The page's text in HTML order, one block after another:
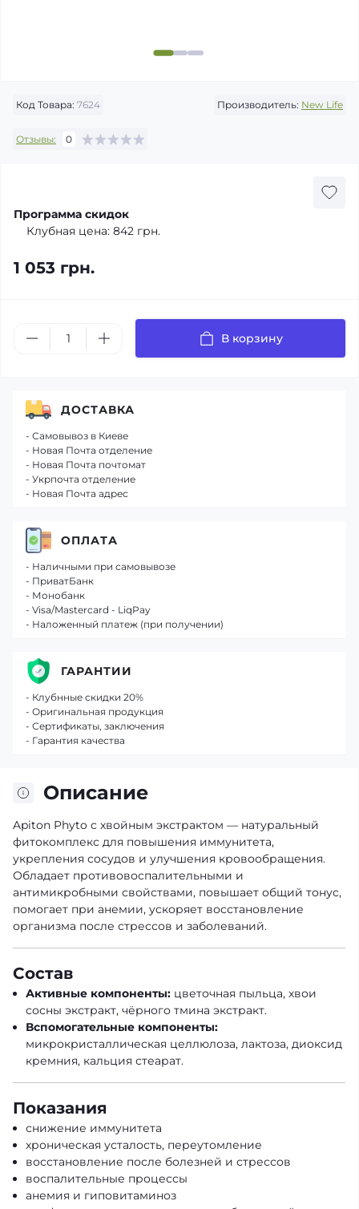
Код Товара: 7624 Производитель: New Life
Отзывы: 0
Программа скидок
Клубная цена: 842 грн.
1 053 грн.
В корзину
Описание
Apiton Phyto с хвойным экстрактом — натуральный
фитокомплекс для повышения иммунитета,
укрепления сосудов и улучшения кровообращения.
Обладает противовоспалительными и
антимикробными свойствами, повышает общий тонус,
помогает при анемии, ускоряет восстановление
организма после стрессов и заболеваний.
Состав
Активные компоненты: цветочная пыльца, хвои
сосны экстракт, чёрного тмина экстракт.
Вспомогательные компоненты:
микрокристаллическая целлюлоза, лактоза, диоксид
кремния, кальция стеарат.
Показания
снижение иммунитета
хроническая усталость, переутомление
восстановление после болезней и стрессов
воспалительные процессы
анемия и гиповитаминоз
ДОСТАВКА
- Самовывоз в Киеве
- Новая Почта отделение
- Новая Почта почтомат
- Укрпочта отделение
- Новая Почта адрес
ОПЛАТА
- Наличными при самовывозе
- ПриватБанк
- Монобанк
- Visa/Mastercard - LiqPay
- Наложенный платеж (при получении)
ГАРАНТИИ
- Клубнные скидки 20%
- Оригинальная продукция
- Сертификаты, заключения
- Гарантия качества